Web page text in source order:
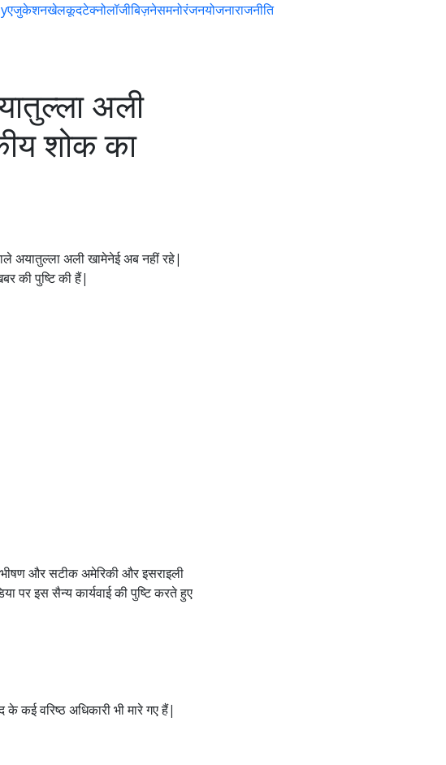
एजुकेशनखेलकूदटेक्नोलॉजीबिज़नेसमनोरंजनयोजनाराजनीति
अली
शोक का
अयातुल्ला अली खामेनेई अब नहीं रहे|
की पुष्टि की हैं|
और सटीक अमेरिकी और इसराइली
पर इस सैन्य कार्यवाई की पुष्टि करते हुए
कई वरिष्ठ अधिकारी भी मारे गए हैं|